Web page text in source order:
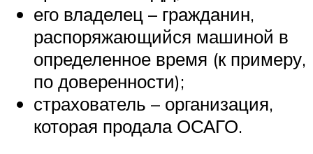
его владелец – гражданин,
распоряжающийся машиной в
определенное время (к примеру,
по доверенности);
страхователь – организация,
которая продала ОСАГО.